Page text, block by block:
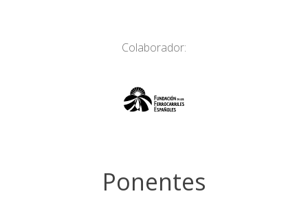
Colaborador:
Ponentes